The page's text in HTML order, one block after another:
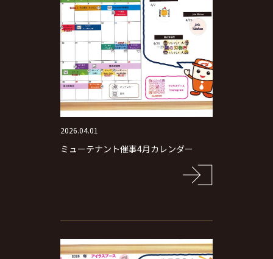
2026.04.01
ミューテナント催事4月カレンダー